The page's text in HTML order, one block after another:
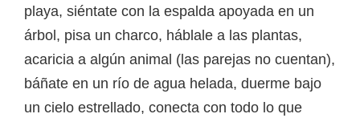
playa, siéntate con la espalda apoyada en un
árbol, pisa un charco, háblale a las plantas,
acaricia a algún animal (las parejas no cuentan),
báñate en un río de agua helada, duerme bajo
un cielo estrellado, conecta con todo lo que